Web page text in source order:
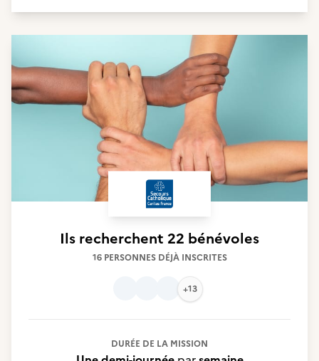
Ils recherchent 22 bénévoles
16 PERSONNES DÉJÀ INSCRITES
+13
DURÉE DE LA MISSION